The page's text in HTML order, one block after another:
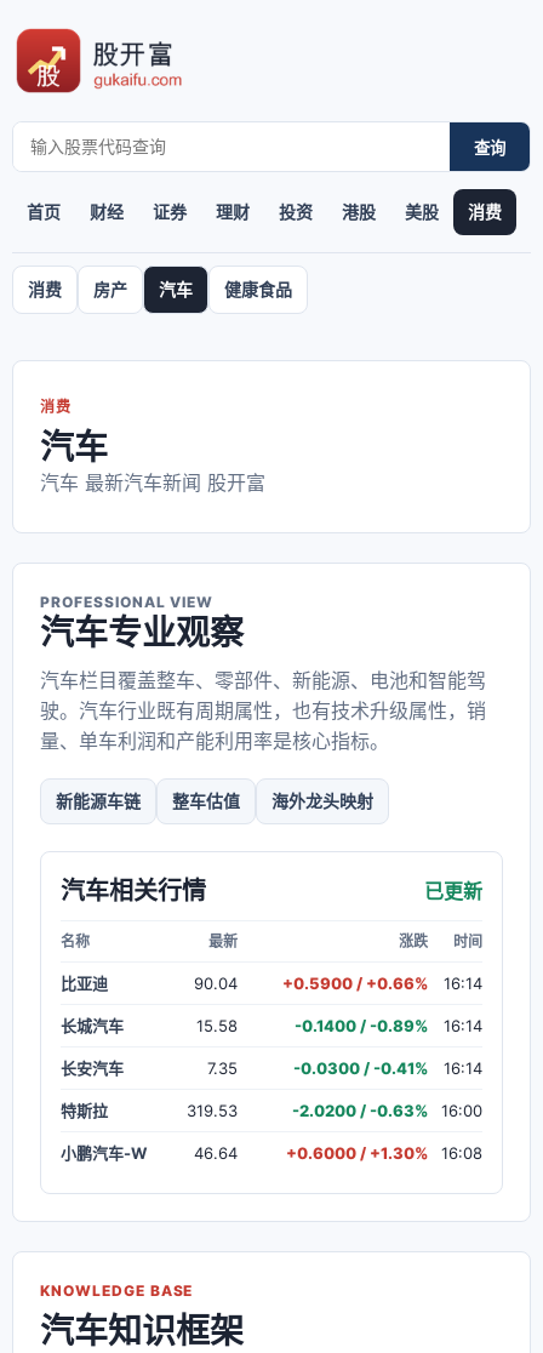
查询
首页 财经 证券 理财 投资 港股 美股 消费
消费 房产 汽车 健康食品
消费
汽车
汽车 最新汽车新闻 股开富
PROFESSIONAL VIEW
汽车专业观察
汽车栏目覆盖整车、零部件、新能源、电池和智能驾
驶。汽车行业既有周期属性，也有技术升级属性，销
量、单车利润和产能利用率是核心指标。
新能源车链 整车估值 海外龙头映射
汽车相关行情 已更新
名称 最新 涨跌 时间
比亚迪 90.04 +0.5900 / +0.66% 16:14
长城汽车 15.58 -0.1400 / -0.89% 16:14
长安汽车 7.35 -0.0300 / -0.41% 16:14
特斯拉 319.53 -2.0200 / -0.63% 16:00
小鹏汽车-W 46.64 +0.6000 / +1.30% 16:08
KNOWLEDGE BASE
汽车知识框架